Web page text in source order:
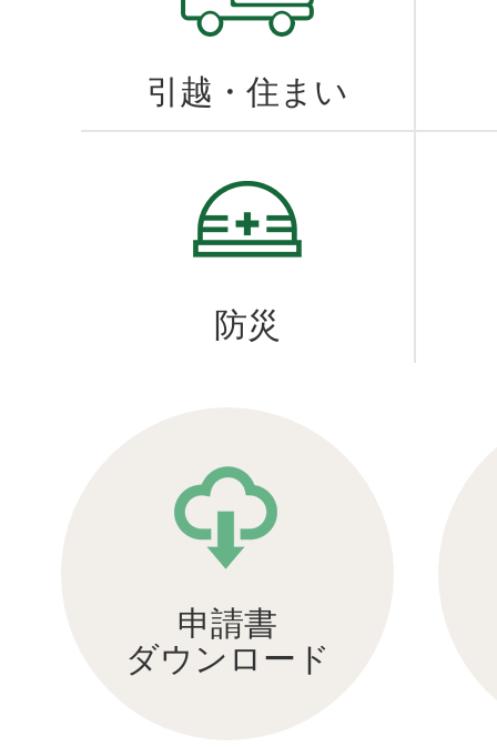
2026年07月22日
令和8年度子宮頸がん
無料クーポン券の送付
2026年07月21日
鹿部コミュニティー・
2026年07月17日
令和8年度北海道働き
女性活躍表彰の実施に
引越・住まい
防災
申請書
ダウンロード